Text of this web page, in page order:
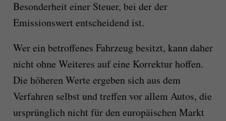
Besonderheit einer Steuer, bei der der
Emissionswert entscheidend ist.
Wer ein betroffenes Fahrzeug besitzt, kann daher
nicht ohne Weiteres auf eine Korrektur hoffen.
Die höheren Werte ergeben sich aus dem
Verfahren selbst und treffen vor allem Autos, die
ursprünglich nicht für den europäischen Markt